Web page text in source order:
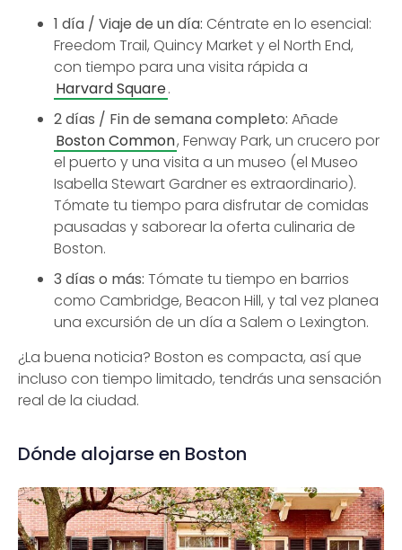
1 día / Viaje de un día: Céntrate en lo esencial:
Freedom Trail, Quincy Market y el North End,
con tiempo para una visita rápida a
Harvard Square.
2 días / Fin de semana completo: Añade
Boston Common, Fenway Park, un crucero por
el puerto y una visita a un museo (el Museo
Isabella Stewart Gardner es extraordinario).
Tómate tu tiempo para disfrutar de comidas
pausadas y saborear la oferta culinaria de
Boston.
3 días o más: Tómate tu tiempo en barrios
como Cambridge, Beacon Hill, y tal vez planea
una excursión de un día a Salem o Lexington.
¿La buena noticia? Boston es compacta, así que
incluso con tiempo limitado, tendrás una sensación
real de la ciudad.
Dónde alojarse en Boston